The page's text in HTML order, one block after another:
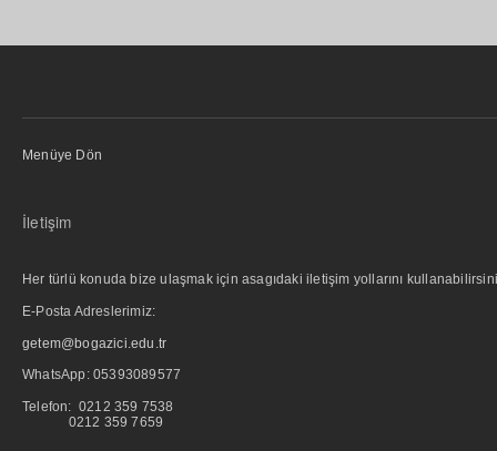
Menüye Dön
İletişim
Her türlü konuda bize ulaşmak için asagıdaki iletişim yollarını
E-Posta Adreslerimiz:
getem@bogazici.edu.tr
WhatsApp: 05393089577
Telefon: 0212 359 7538
0212 359 7659